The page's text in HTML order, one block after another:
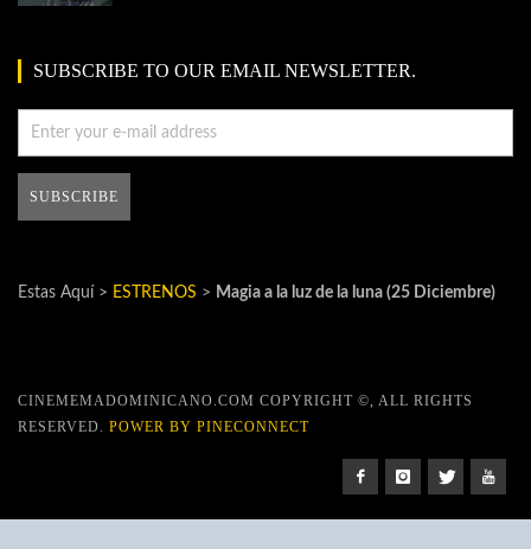
SUBSCRIBE TO OUR EMAIL NEWSLETTER.
Estas Aquí > ESTRENOS > Magia a la luz de la luna (25 Diciembre)
CINEMEMADOMINICANO.COM COPYRIGHT ©, ALL RIGHTS
RESERVED. POWER BY PINECONNECT